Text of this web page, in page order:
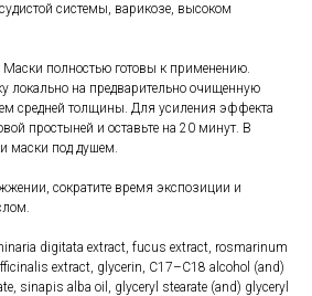
системы, варикозе, высоком
Маски полностью готовы к применению.
локально на предварительно очищенную
средней толщины. Для усиления эффекта
простыней и оставьте на 20 минут. В
маски под душем.
сократите время экспозиции и
digitata extract, fucus extract, rosmarinum
extract, glycerin, C17–C18 alcohol (and)
sinapis alba oil, glyceryl stearate (and) glyceryl